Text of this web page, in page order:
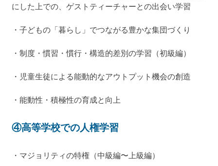
にした上での、ゲストティーチャーとの出会い学習
・子どもの「暮らし」でつながる豊かな集団づくり
・制度・慣習・慣行・構造的差別の学習（初級編）
・児童生徒による能動的なアウトプット機会の創造
・能動性・積極性の育成と向上
④高等学校での人権学習
・マジョリティの特権（中級編〜上級編）